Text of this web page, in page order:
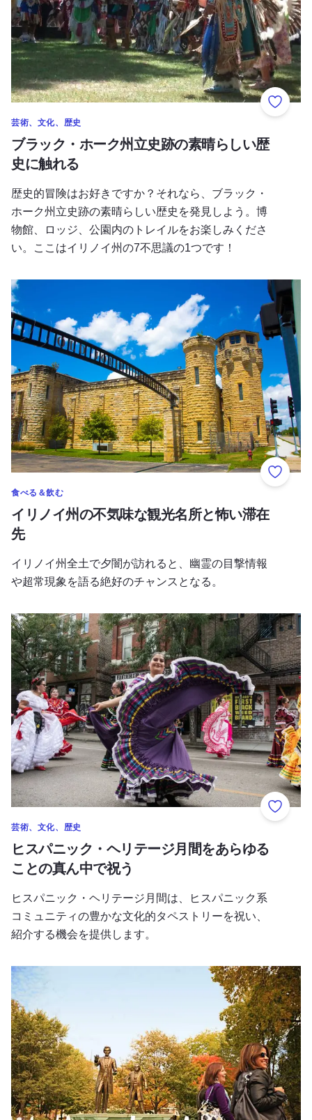
お気に
芸術、文化、歴史
ブラック・ホーク州立史跡の素晴らしい歴
史に触れる
歴史的冒険はお好きですか？それなら、ブラック・
ホーク州立史跡の素晴らしい歴史を発見しよう。博
物館、ロッジ、公園内のトレイルをお楽しみくださ
い。ここはイリノイ州の7不思議の1つです！
お気に
食べる＆飲む
イリノイ州の不気味な観光名所と怖い滞在
先
イリノイ州全土で夕闇が訪れると、幽霊の目撃情報
や超常現象を語る絶好のチャンスとなる。
イリノイ州の不気味な観光名所と怖い滞在先
お気に
芸術、文化、歴史
ヒスパニック・ヘリテージ月間をあらゆる
ことの真ん中で祝う
ヒスパニック・ヘリテージ月間は、ヒスパニック系
コミュニティの豊かな文化的タペストリーを祝い、
紹介する機会を提供します。
ヒスパニック・ヘリテージ月間をあらゆることの真ん中で
地方を探検するカラフルな秋の避暑地